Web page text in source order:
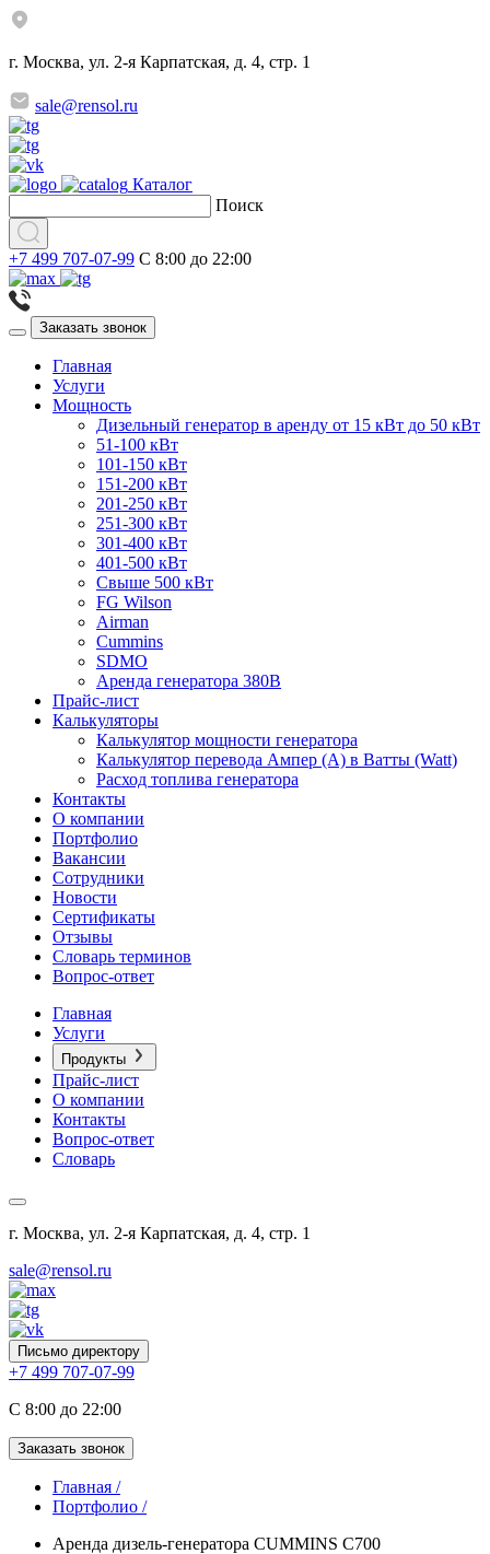
г. Москва, ул. 2-я Карпатская, д. 4, стр. 1
sale@rensol.ru
Каталог
Поиск
+7 499 707-07-99 C 8:00 до 22:00
Заказать звонок
Главная
Услуги
Мощность
Дизельный генератор в аренду от 15 кВт до 50 кВт
51-100 кВт
101-150 кВт
151-200 кВт
201-250 кВт
251-300 кВт
301-400 кВт
401-500 кВт
Свыше 500 кВт
FG Wilson
Airman
Cummins
SDMO
Аренда генератора 380В
Прайс-лист
Калькуляторы
Калькулятор мощности генератора
Калькулятор перевода Ампер (A) в Ватты (Watt)
Расход топлива генератора
Контакты
О компании
Портфолио
Вакансии
Сотрудники
Новости
Сертификаты
Отзывы
Словарь терминов
Вопрос-ответ
Главная
Услуги
Продукты
Прайс-лист
О компании
Контакты
Вопрос-ответ
Словарь
г. Москва, ул. 2-я Карпатская, д. 4, стр. 1
sale@rensol.ru
Письмо директору
+7 499 707-07-99
C 8:00 до 22:00
Заказать звонок
Главная /
Портфолио /
Аренда дизель-генератора CUMMINS C700